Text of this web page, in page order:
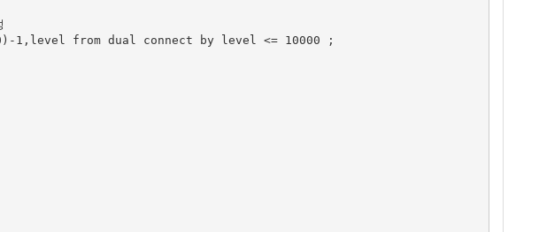
1,level from dual connect by level <= 10000 ;